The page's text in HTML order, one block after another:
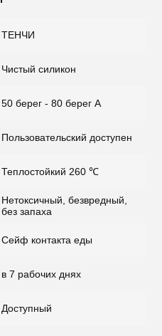
ТЕНЧИ
Чистый силикон
50 берег - 80 берег А
Пользовательский доступен
Теплостойкий 260 ℃
Нетоксичный, безвредный,
без запаха
Сейф контакта еды
в 7 рабочих днях
Доступный